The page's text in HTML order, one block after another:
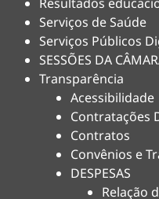
Serviços de Saúde
Serviços Públicos
SESSÕES DA
Transparência
Acessibilidade
Contratações
Contratos
Convênios e
DESPESAS
Relação